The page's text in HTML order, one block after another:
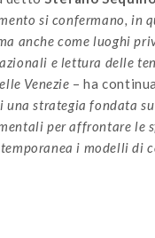
si confermano, in
anche come luoghi
e lettura delle
Venezie – ha
strategia fondata
per affrontare le
i modelli di